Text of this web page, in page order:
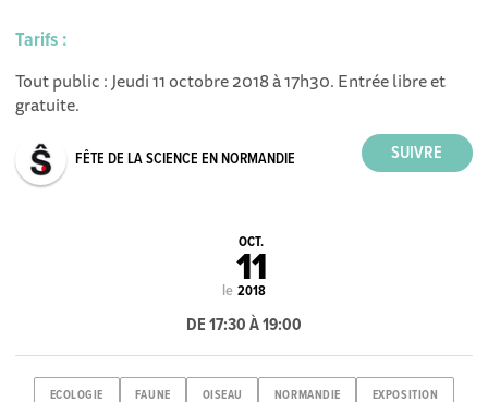
Tarifs :
Tout public : Jeudi 11 octobre 2018 à 17h30. Entrée libre et
gratuite.
FÊTE DE LA SCIENCE EN NORMANDIE
le
OCT.
11
2018
DE 17:30 À 19:00
ECOLOGIE FAUNE OISEAU NORMANDIE EXPOSITION